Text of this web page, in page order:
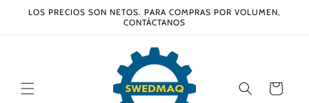
directamente
LOS PRECIOS SON NETOS. PARA COMPRAS POR VOLUMEN,
CONTÁCTANOS
Carrito